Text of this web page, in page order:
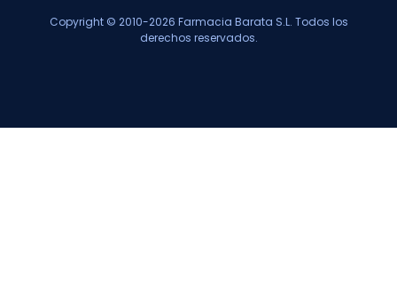
Copyright © 2010-2026 Farmacia Barata S.L. Todos los
derechos reservados.